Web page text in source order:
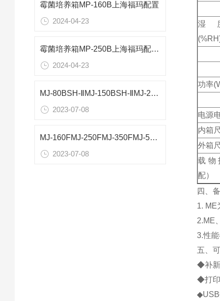
霉菌培养箱MP-160B上海福玛配置
2024-04-23
霉菌培养箱MP-250B上海福玛配置技术参数
2024-04-23
MJ-80BSH-ⅡMJ-150BSH-ⅡMJ-250BSH-ⅡMJ-300BSH-Ⅱ霉菌培养箱参数
2023-07-08
MJ-160FMJ-250FMJ-350FMJ-510F霉菌培养箱参数
2023-07-08
湿
功率
电源
内箱
外箱
载物
配）
四、
1. ME
2.ME
3.性
五、
◆补
◆打印
◆USB